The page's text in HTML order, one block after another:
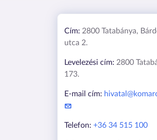
Cím: 2800 Tatabánya,
utca 2.
Levelezési cím: 2800
173.
E-mail cím:
Telefon: +36 34 515 100